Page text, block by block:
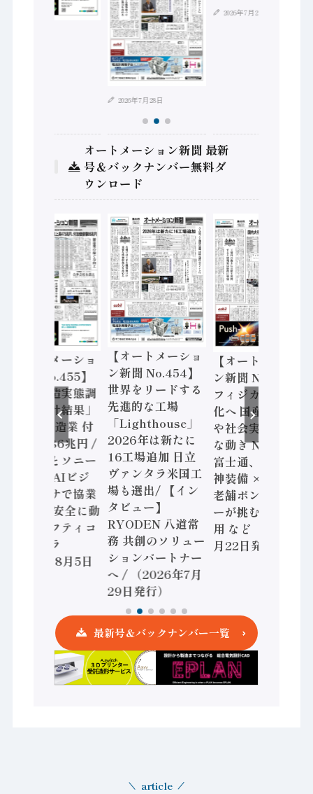
2026年7月28日
2026年7月21日
オートメーション新聞 最新
号＆バックナンバー無料ダ
ウンロード
【オートメーショ
ン新聞 No.455】
「経済構造実態調
査二次集計結果」
2024年製造業 付
加価値額86兆円 /
三菱電機とソニー
セミコン AIビジ
ョンセンサで協業
/ IDEC、安全に動
かすセーフティコ
ントローラ
（2026年8月5日
【オートメーショ
ン新聞 No.454】
世界をリードする
先進的な工場
「Lighthouse」
2026年は新たに
16工場追加 日立
ヴァンタラ米国工
場も選出/ 【イン
タビュー】
RYODEN 八道常
務 共創のソリュー
ションパートナー
へ / （2026年7月
29日発行）
【オートメーショ
ン新聞 No.453】
フィジカルAI本格
化へ 国産AI開発
や社会実装に活発
な動き Noetra、
富士通、日立 / 兵
神装備 × HMS、
老舗ポンプメーカ
ーが挑むデータ活
用 など（2026年7
月22日発行）
最新号＆バックナンバー一覧
article